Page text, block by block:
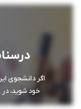
اگر دانشجوی
خود شوید، در